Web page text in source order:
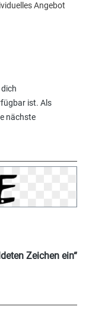
Angebot
ist. Als
nächste
Zeichen ein“